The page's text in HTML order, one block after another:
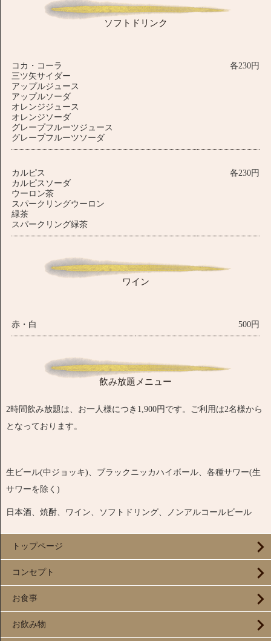
ソフトドリンク
コカ・コーラ
三ツ矢サイダー
アップルジュース
アップルソーダ
オレンジジュース
オレンジソーダ
グレープフルーツジュース
グレープフルーツソーダ
各230円
カルピス
カルピスソーダ
ウーロン茶
スパークリングウーロン
緑茶
スパークリング緑茶
各230円
ワイン
赤・白 500円
飲み放題メニュー
2時間飲み放題は、お一人様につき1,900円です。ご利用は2名様から
となっております。
生ビール(中ジョッキ)、ブラックニッカハイボール、各種サワー(生
サワーを除く)
日本酒、焼酎、ワイン、ソフトドリング、ノンアルコールビール
トップページ
コンセプト
お食事
お飲み物